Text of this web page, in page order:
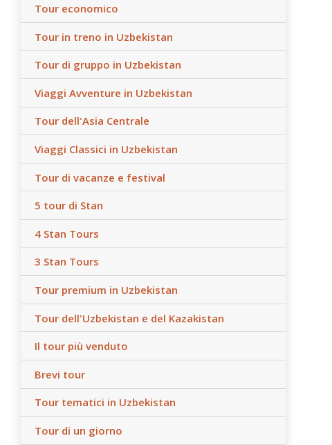
Tour economico
Tour in treno in Uzbekistan
Tour di gruppo in Uzbekistan
Viaggi Avventure in Uzbekistan
Tour dell'Asia Centrale
Viaggi Classici in Uzbekistan
Tour di vacanze e festival
5 tour di Stan
4 Stan Tours
3 Stan Tours
Tour premium in Uzbekistan
Tour dell'Uzbekistan e del Kazakistan
Il tour più venduto
Brevi tour
Tour tematici in Uzbekistan
Tour di un giorno